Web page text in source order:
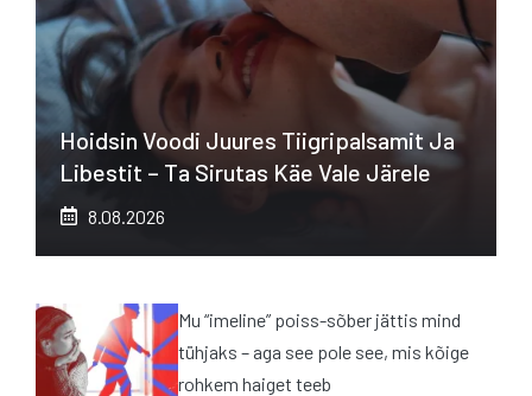
Hoidsin Voodi Juures Tiigripalsamit Ja
Libestit – Ta Sirutas Käe Vale Järele
8.08.2026
Mu “imeline” poiss-sõber jättis mind
tühjaks – aga see pole see, mis kõige
rohkem haiget teeb